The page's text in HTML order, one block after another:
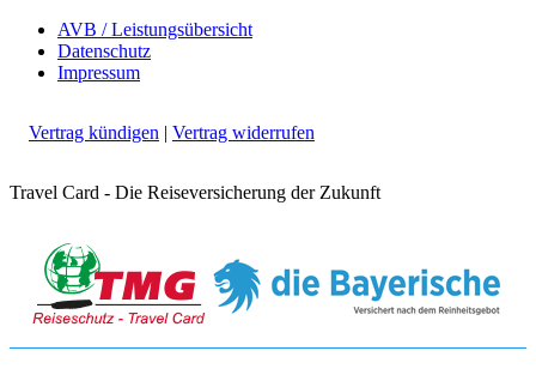
AVB / Leistungsübersicht
Datenschutz
Impressum
Vertrag kündigen | Vertrag widerrufen
Travel Card - Die Reiseversicherung der Zukunft